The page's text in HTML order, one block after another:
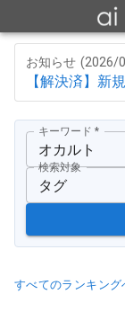
お知らせ (2026/
【解決済】新
キーワード *
検索対象
タグ
すべてのランキング